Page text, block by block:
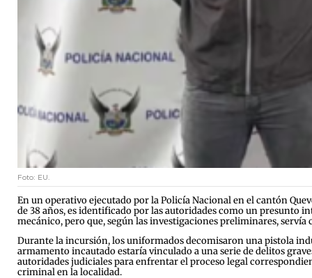
Foto: EU.
En un operativo ejecutado por la Policía Nacional en el cantón
de 38 años, es identificado por las autoridades como un presunto
mecánico, pero que, según las investigaciones preliminares,
Durante la incursión, los uniformados decomisaron una pistola
armamento incautado estaría vinculado a una serie de delitos
autoridades judiciales para enfrentar el proceso legal
criminal en la localidad.